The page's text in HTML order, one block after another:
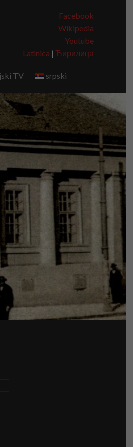
Facebook
Wikipedia
Youtube
Latinica | Ћирилица
TV srpski